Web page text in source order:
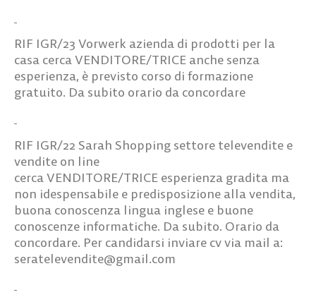
RIF IGR/23 Vorwerk azienda di prodotti per la
casa cercaVENDITORE/TRICE anche senza
esperienza, è previsto corso di formazione
gratuito. Da subito orario da concordare
RIF IGR/22 Sarah Shopping settore televendite e
vendite on line
cercaVENDITORE/TRICE esperienza gradita ma
non idespensabile e predisposizione alla vendita,
buona conoscenza lingua inglese e buone
conoscenze informatiche. Da subito. Orario da
concordare. Per candidarsi inviare cv via mail a:
seratelevendite@gmail.com